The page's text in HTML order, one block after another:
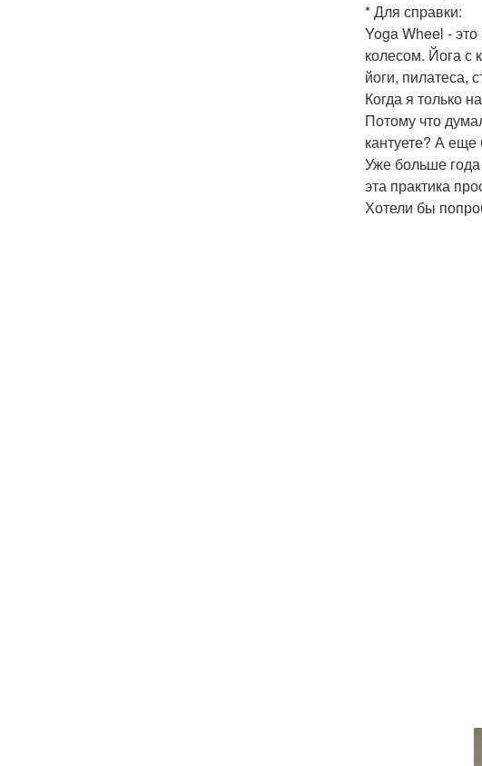
* Для справки:
Yoga Wheel -
колесом. Йога с
йоги, пилатеса,
Когда я только
Потому что
кантуете? А еще
Уже больше года
эта практика
Хотели бы